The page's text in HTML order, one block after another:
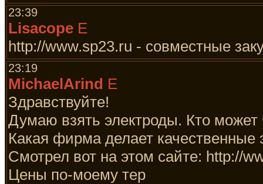
23:39
Lisacope E
http://www.sp23.ru - совместные
23:19
MichaelArind E
Здравствуйте!
Думаю взять электроды. Кто может
Какая фирма делает качественные
Смотрел вот на этом сайте: http://
Цены по-моему тер